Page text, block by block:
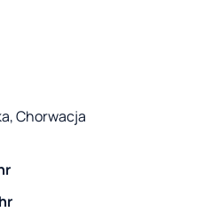
Chorwacja